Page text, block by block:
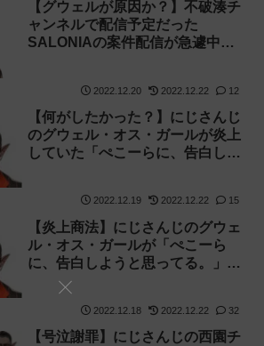
【グウェルが原因か？】不破湊チ
ャンネルで配信予定だった
SALONIAの案件配信が急遽中止
2022.12.20 2022.12.22 12
【何がしたかった？】にじさんじ
のグウェル・オス・ガールが炎上
していた「ぺこーらに、告白しよ
2022.12.19 2022.12.22 15
【炎上商法】にじさんじのグウェ
ル・オス・ガールが「ぺこーら
に、告白しようと思ってる。」の
歌ってみたを投稿【ホロライブ】
2022.12.18 2022.12.22 32
【号泣謝罪】にじさんじの西園チ